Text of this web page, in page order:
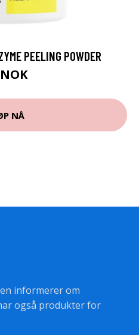
PEELING POWDER
NÅ
informerer om
også produkter for